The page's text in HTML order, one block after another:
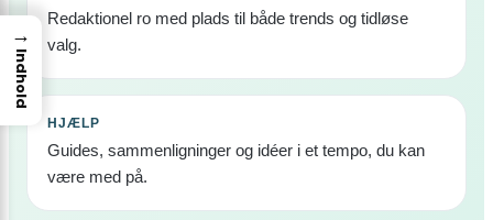
Redaktionel ro med plads til både trends og tidløse
valg.
HJÆLP
Guides, sammenligninger og idéer i et tempo, du kan
være med på.
→
Indhold